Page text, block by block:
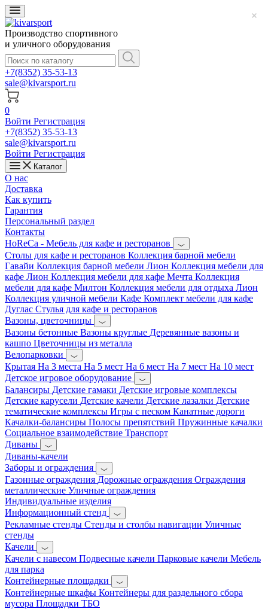
Производство спортивного
и уличного оборудования
+7(8352) 35-53-13
sale@kivarsport.ru
0
Войти Регистрация
+7(8352) 35-53-13
sale@kivarsport.ru
Войти Регистрация
Каталог
О нас
Доставка
Как купить
Гарантия
Персональный раздел
Контакты
HoReCa - Мебель для кафе и ресторанов
Cтолы для кафе и ресторанов Коллекция барной мебели
Гавайи Коллекция барной мебели Лион Коллекция мебели для
кафе Лион Коллекция мебели для кафе Мечта Коллекция
мебели для кафе Милтон Коллекция мебели для отдыха Лион
Коллекция уличной мебели Кафе Комплект мебели для кафе
Дуглас Стулья для кафе и ресторанов
Вазоны, цветочницы
Вазоны бетонные Вазоны круглые Деревянные вазоны и
кашпо Цветочницы из металла
Велопарковки
Крытая На 3 места На 5 мест На 6 мест На 7 мест На 10 мест
Детское игровое оборудование
Балансиры Детские гамаки Детские игровые комплексы
Детские карусели Детские качели Детские лазалки Детские
тематические комплексы Игры с песком Канатные дороги
Качалки-балансиры Полосы препятствий Пружинные качалки
Социальное взаимодействие Транспорт
Диваны
Диваны-качели
Заборы и ограждения
Газонные ограждения Дорожные ограждения Ограждения
металлические Уличные ограждения
Индивидуальные изделия
Информационный стенд
Рекламные стенды Стенды и столбы навигации Уличные
стенды
Качели
Качели с навесом Подвесные качели Парковые качели Мебель
для парка
Контейнерные площадки
Контейнерные шкафы Контейнеры для раздельного сбора
мусора Площадки ТБО